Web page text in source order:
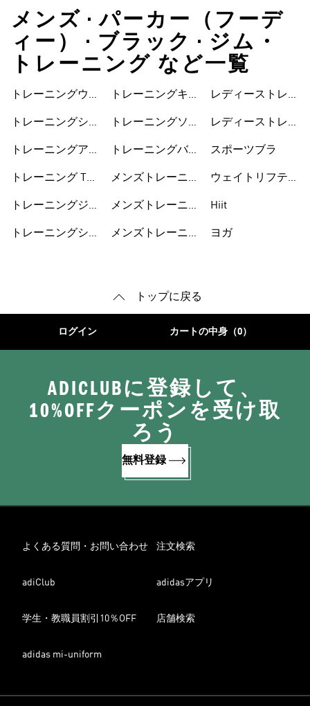
メンズ • パーカー（フーデ
ィー） • ブラック • ジム・
トレーニング など一覧
トレーニングウェ
トレーニングシュ
トレーニングアク
トレーニング Tシ
トレーニングジャ
トレーニングショ
トレーニングキャ
トレーニングソッ
トレーニングバッ
メンズトレーニン
メンズトレーニン
メンズトレーニン
レディーストレー
レディーストレー
スポーツブラ
ウェイトリフティ
Hiit
ヨガ
トップに戻る
ログイン カートの中身（0）
ADICLUBに登録して、
10%OFFクーポンを受け取
ろう
無料登録
よくある質問・お問い合わせ 注文検索
adiClub adidasアプリ
学生・教職員割引10％OFF 店舗検索
adidas mi-uniform